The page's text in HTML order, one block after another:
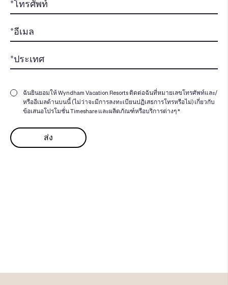
ฉันยินยอมให้ Wyndham Vacation Resorts ติดต่อฉันที่หมายเลขโทรศัพท์และ/
หรืออีเมลด้านบนนี้ (ไม่ว่าจะมีการลงทะเบียนปฏิเสธการโทรหรือไม่) เกี่ยวกับ
ข้อเสนอโปรโมชั่น Timeshare และผลิตภัณฑ์หรือบริการต่างๆ *